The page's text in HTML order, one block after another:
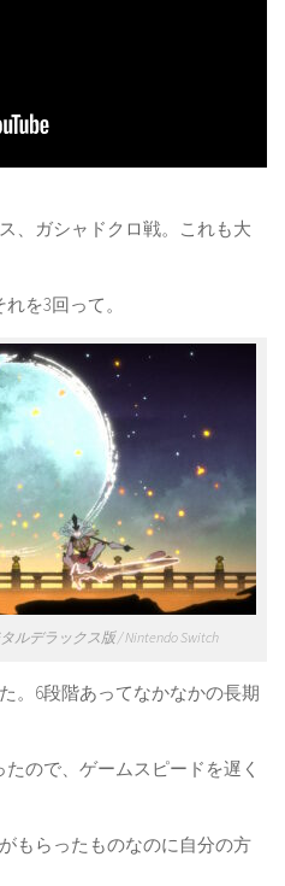
、ガシャドクロ戦。これも大
を3回って。
ルデラックス版 / Nintendo Switch
。6段階あってなかなかの長期
ので、ゲームスピードを遅く
もらったものなのに自分の方